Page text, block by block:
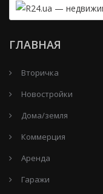
ГЛАВНАЯ
Вторичка
Новостройки
Дома/земля
Коммерция
Аренда
Гаражи